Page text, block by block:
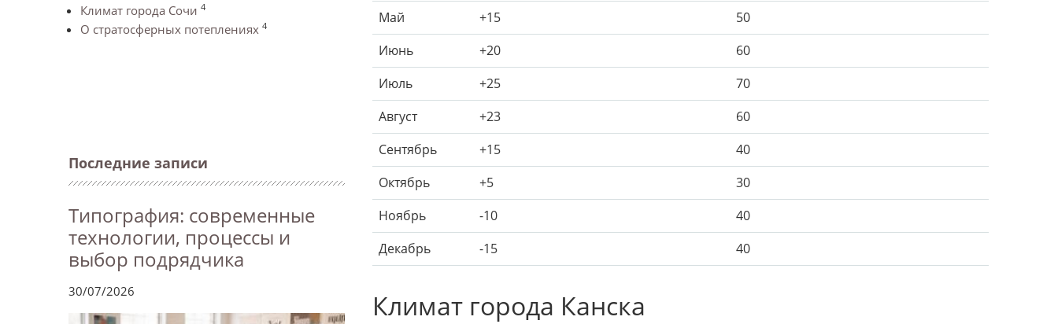
Климат города Сочи 4
О стратосферных потеплениях 4
Последние записи
Типография: современные
технологии, процессы и
выбор подрядчика
30/07/2026
Май
+15
50
Июнь
+20
60
Июль
+25
70
Август
+23
60
Сентябрь
+15
40
Октябрь
+5
30
Ноябрь
-10
40
Декабрь
-15 40
Климат города Канска